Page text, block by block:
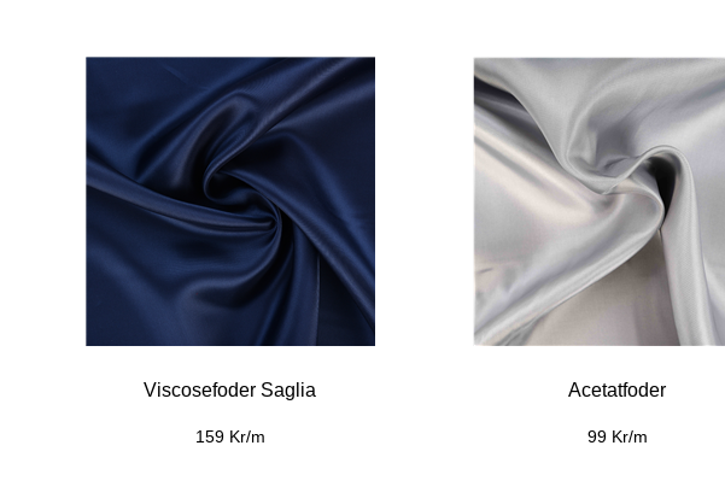
Viscosefoder Saglia
159 Kr/m
Acetatfoder
99 Kr/m